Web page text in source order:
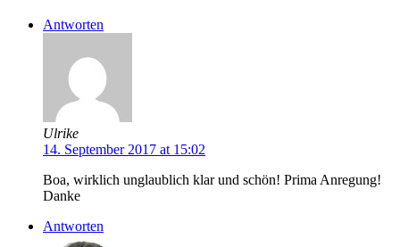
Antworten
Ulrike
14. September 2017 at 15:02
Boa, wirklich unglaublich klar und schön! Prima Anregung!
Danke
Antworten